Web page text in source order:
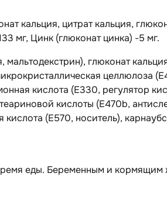
кальция, цитрат кальция,
мг, Цинк (глюконат цинка) -5 мг.
мальтодекстрин), глюконат
целлюлоза
кислота (Е330, регулятор
кислоты (Е470b,
(Е570, носитель),
еды. Беременным и